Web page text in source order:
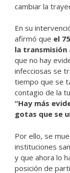
cambiar la
En su
afirmó que el
la transmisión
que no hay
infecciosas se
tiempo que se
contagio de la
“Hay más
gotas que se
Por ello, se
instituciones
y que ahora lo
posición de